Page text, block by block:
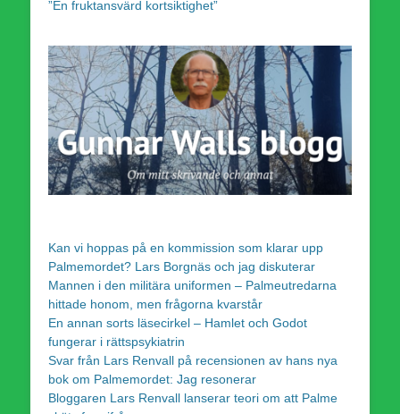
”En fruktansvärd kortsiktighet”
Kan vi hoppas på en kommission som klarar upp
Palmemordet? Lars Borgnäs och jag diskuterar
Mannen i den militära uniformen – Palmeutredarna
hittade honom, men frågorna kvarstår
En annan sorts läsecirkel – Hamlet och Godot
fungerar i rättspsykiatrin
Svar från Lars Renvall på recensionen av hans nya
bok om Palmemordet: Jag resonerar
Bloggaren Lars Renvall lanserar teori om att Palme